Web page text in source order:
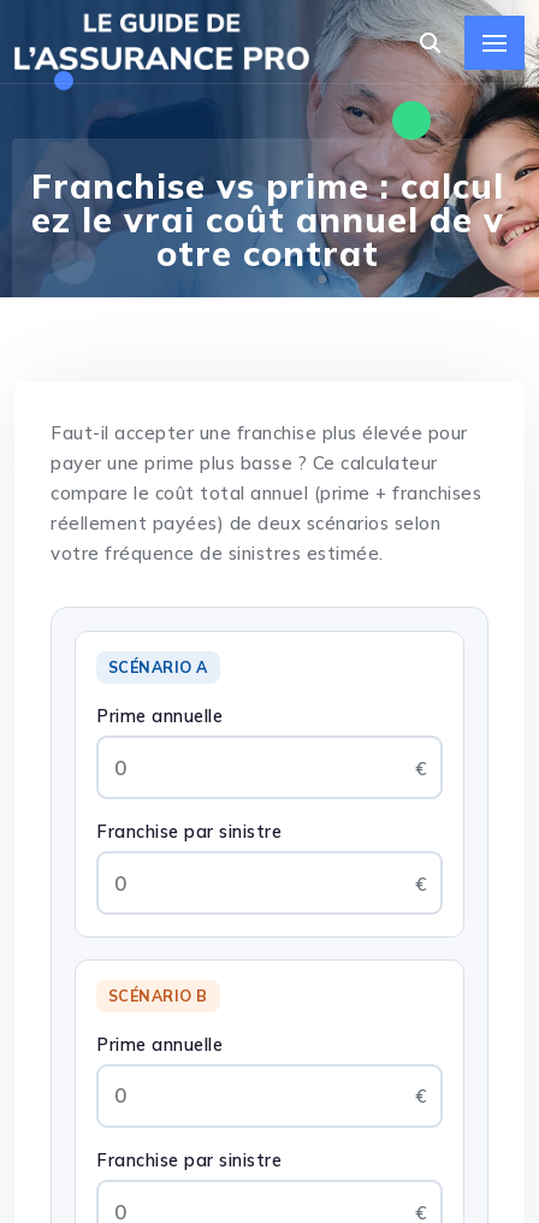
Franchise vs prime : calcul
ez le vrai coût annuel de v
otre contrat
Faut-il accepter une franchise plus élevée pour
payer une prime plus basse ? Ce calculateur
compare le coût total annuel (prime + franchises
réellement payées) de deux scénarios selon
votre fréquence de sinistres estimée.
SCÉNARIO A
Prime annuelle
Franchise par sinistre
SCÉNARIO B
Prime annuelle
Franchise par sinistre